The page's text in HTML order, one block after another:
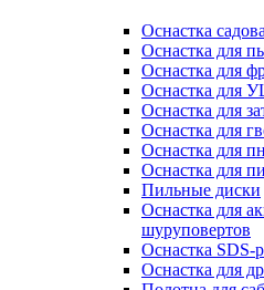
Оснастка
Оснастка для
Оснастка для
Оснастка для
Оснастка для
Оснастка для
Оснастка для
Оснастка для
Пильные диски
Оснастка для
шуруповертов
Оснастка SDS-
Оснастка для